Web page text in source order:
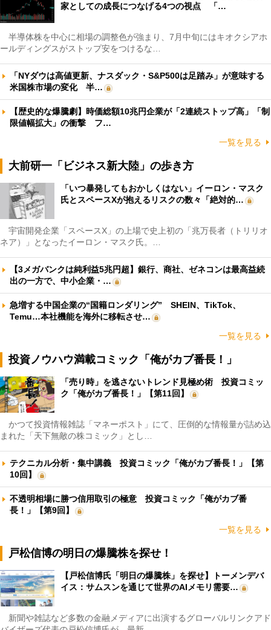
家としての成長につなげる4つの視点 「…
半導体株を中心に相場の調整色が強まり、7月中旬にはキオクシアホ
ールディングスがストップ安をつけるな…
「NYダウは高値更新、ナスダック・S&P500は足踏み」が意味する
米国株市場の変化 半…
【歴史的な爆騰劇】時価総額10兆円企業が「2連続ストップ高」「制
限値幅拡大」の衝撃 フ…
一覧を見る
大前研一「ビジネス新大陸」の歩き方
「いつ暴発してもおかしくはない」イーロン・マスク
氏とスペースXが抱えるリスクの数々「絶対的…
宇宙開発企業「スペースX」の上場で史上初の「兆万長者（トリリオ
ネア）」となったイーロン・マスク氏。…
【3メガバンクは純利益5兆円超】銀行、商社、ゼネコンは最高益続
出の一方で、中小企業・…
急増する中国企業の“国籍ロンダリング” SHEIN、TikTok、
Temu…本社機能を海外に移転させ…
一覧を見る
投資ノウハウ満載コミック「俺がカブ番長！」
「売り時」を逃さないトレンド見極め術 投資コミッ
ク「俺がカブ番長！」【第11回】
かつて投資情報雑誌「マネーポスト」にて、圧倒的な情報量が詰め込
まれた「天下無敵の株コミック」とし…
テクニカル分析・集中講義 投資コミック「俺がカブ番長！」【第
10回】
不透明相場に勝つ信用取引の極意 投資コミック「俺がカブ番
長！」【第9回】
一覧を見る
戸松信博の明日の爆騰株を探せ！
【戸松信博氏「明日の爆騰株」を探せ】トーメンデバ
イス：サムスンを通じて世界のAIメモリ需要…
新聞や雑誌など多数の金融メディアに出演するグローバルリンクアド